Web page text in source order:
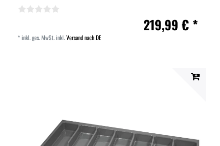
219,99 € *
*inkl. ges. MwSt.inkl.Versand nach DE